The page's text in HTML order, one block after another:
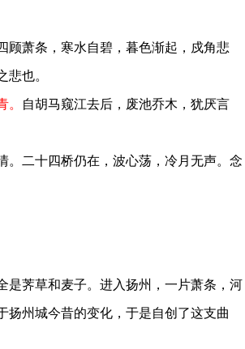
萧条，寒水自碧，暮色渐起，戍角悲
也。
。 自胡马窥江去后，废池乔木，犹厌言
二十四桥仍在，波心荡，冷月无声。念
荠草和麦子。进入扬州，一片萧条，河
扬州城今昔的变化，于是自创了这支曲